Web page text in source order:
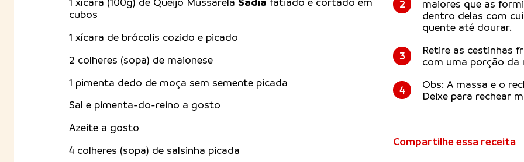
cubos
1 xícara de brócolis cozido e picado
2 colheres (sopa) de maionese
1 pimenta dedo de moça sem semente picada
Sal e pimenta-do-reino a gosto
Azeite a gosto
4 colheres (sopa) de salsinha picada
2
maiores que as
dentro delas com
quente até dourar.
3
Retire as cestinhas
com uma porção da
4
Obs: A massa e o
Deixe para rechear
Compartilhe essa receita